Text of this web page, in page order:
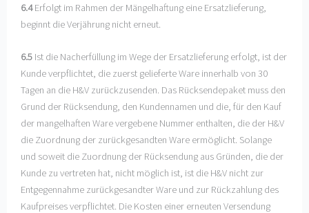
6.4Erfolgt im Rahmen der Mängelhaftung eine Ersatzlieferung,
beginnt die Verjährung nicht erneut.
6.5 Ist die Nacherfüllung im Wege der Ersatzlieferung erfolgt, ist der
Kunde verpflichtet, die zuerst gelieferte Ware innerhalb von 30
Tagen an die H&V zurückzusenden. Das Rücksendepaket muss den
Grund der Rücksendung, den Kundennamen und die, für den Kauf
der mangelhaften Ware vergebene Nummer enthalten, die der H&V
die Zuordnung der zurückgesandten Ware ermöglicht. Solange
und soweit die Zuordnung der Rücksendung aus Gründen, die der
Kunde zu vertreten hat, nicht möglich ist, ist die H&V nicht zur
Entgegennahme zurückgesandter Ware und zur Rückzahlung des
Kaufpreises verpflichtet. Die Kosten einer erneuten Versendung